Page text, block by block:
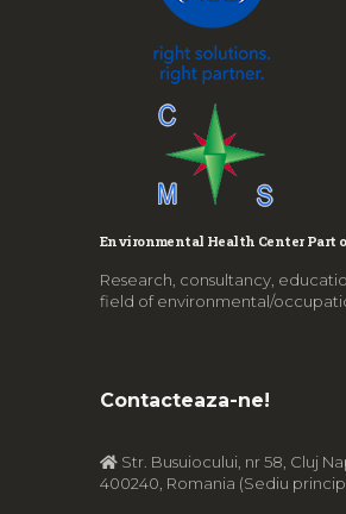
Environmental Health Center Part
Research, consultancy,
field of environmental/
Contacteaza-ne!
Str. Busuiocului, nr 58, Cluj
400240, Romania (Sediu